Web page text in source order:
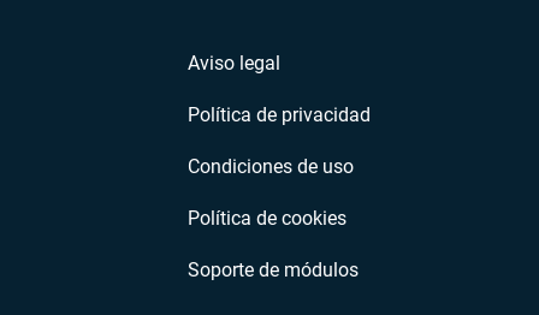
Aviso legal
Política de privacidad
Condiciones de uso
Política de cookies
Soporte de módulos